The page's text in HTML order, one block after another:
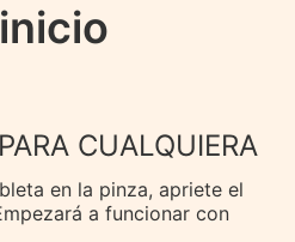
CUALQUIERA
en la pinza, apriete el
a funcionar con